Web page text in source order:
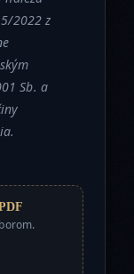
5/2022 z
Sb. a